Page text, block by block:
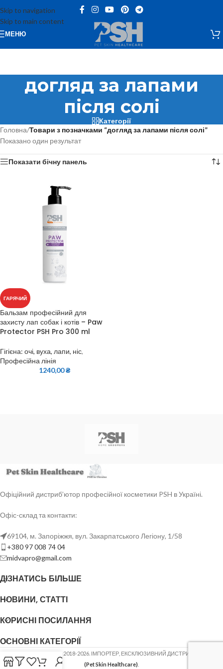
Skip to navigation
Skip to main content
МЕНЮ
догляд за лапами
після солі
Категорії
Головна/Товари з позначками “догляд за лапами після солі”
Показано один результат
Показати бічну панель
ГАРЯЧИЙ
Бальзам професійний для
захисту лап собак і котів – Paw
Protector PSH Pro 300 ml
Гігієна: очі, вуха, лапи, ніс,
Професійна лінія
1240,00₴
Офіційний дистриб’ютор професійної косметики PSH в Україні.
Офіс-склад та контакти:
69104, м. Запоріжжя, вул. Закарпатського Легіону, 1/58
+380 97 008 74 04
midvapro@gmail.com
ДІЗНАТИСЬ БІЛЬШЕ
НОВИНИ, СТАТТІ
КОРИСНІ ПОСИЛАННЯ
ОСНОВНІ КАТЕГОРІЇ
2018-2026. ІМПОРТЕР, ЕКСКЛЮЗИВНИЙ ДИСТРИБ'ЮТОР
(Pet Skin Healthcare)